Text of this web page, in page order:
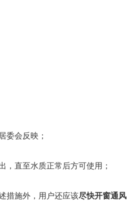
委会反映；
，直至水质正常后方可使用；
措施外，用户还应该尽快开窗通风